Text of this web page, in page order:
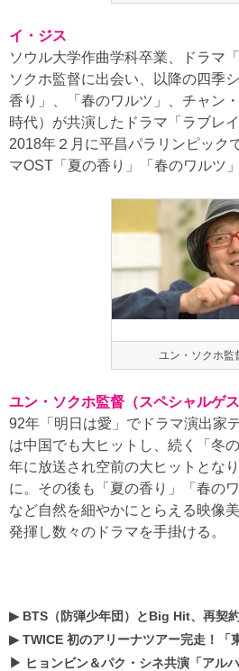
イ・ジス
ソウル大学作曲学科卒業、ドラマ
ソクホ監督に出会い、以降の四季
香り」、「春のワルツ」、チャン
時代）が共演したドラマ「ラブレ
2018年２月に平昌パラリンピック
マOST「夏の香り」「春のワルツ
ユン・ソクホ監
ユン・ソクホ監督（スペシャルゲス
92年「明日は愛」でドラマ演出家
は中国でも大ヒットし、続く「冬
年に放送され空前の大ヒットとな
に。その後も「夏の香り」「春の
など自然を細やかにとらえる映像
発揮し数々のドラマを手掛ける。
▶ BTS（防弾少年団）とBig Hit、再契
▶TWICE 初のアリーナツアー完走！「東京ドーム 2DAYS」「ナゴヤドーム1DAY」
▶ ヒョンビン＆パク・シネ共演「アルハンブラ宮